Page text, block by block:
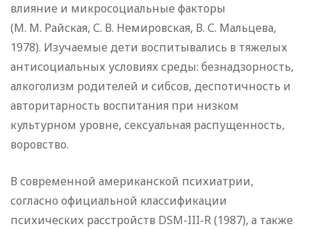
влияние и микросоциальные факторы
(М. М. Райская, С. В. Немировская, В. С. Мальцева,
1978). Изучаемые дети воспитывались в тяжелых
антисоциальных условиях среды: безнадзорность,
алкоголизм родителей и сибсов, деспотичность и
авторитарность воспитания при низком
культурном уровне, сексуальная распущенность,
воровство.
В современной американской психиатрии,
согласно официальной классификации
психических расстройств DSM-III-R (1987), а также